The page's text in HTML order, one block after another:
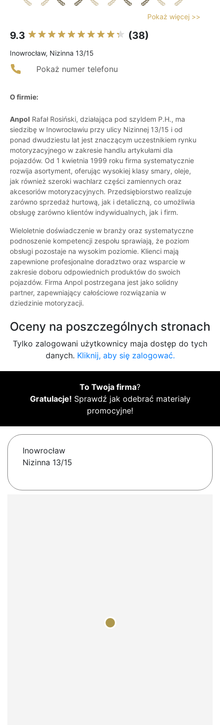
Pokaż więcej >>
9.3 (38)
Inowrocław, Nizinna 13/15
Pokaż numer telefonu
O firmie:
Anpol Rafał Rosiński, działająca pod szyldem P.H., ma
siedzibę w Inowrocławiu przy ulicy Nizinnej 13/15 i od
ponad dwudziestu lat jest znaczącym uczestnikiem rynku
motoryzacyjnego w zakresie handlu artykułami dla
pojazdów. Od 1 kwietnia 1999 roku firma systematycznie
rozwija asortyment, oferując wysokiej klasy smary, oleje,
jak również szeroki wachlarz części zamiennych oraz
akcesoriów motoryzacyjnych. Przedsiębiorstwo realizuje
zarówno sprzedaż hurtową, jak i detaliczną, co umożliwia
obsługę zarówno klientów indywidualnych, jak i firm.
Wieloletnie doświadczenie w branży oraz systematyczne
podnoszenie kompetencji zespołu sprawiają, że poziom
obsługi pozostaje na wysokim poziomie. Klienci mają
zapewnione profesjonalne doradztwo oraz wsparcie w
zakresie doboru odpowiednich produktów do swoich
pojazdów. Firma Anpol postrzegana jest jako solidny
partner, zapewniający całościowe rozwiązania w
dziedzinie motoryzacji.
Oceny na poszczególnych stronach
Tylko zalogowani użytkownicy maja dostęp do tych
danych. Kliknij, aby się zalogować.
To Twoja firma?
Gratulacje! Sprawdź jak odebrać materiały
promocyjne!
Inowrocław
Nizinna 13/15